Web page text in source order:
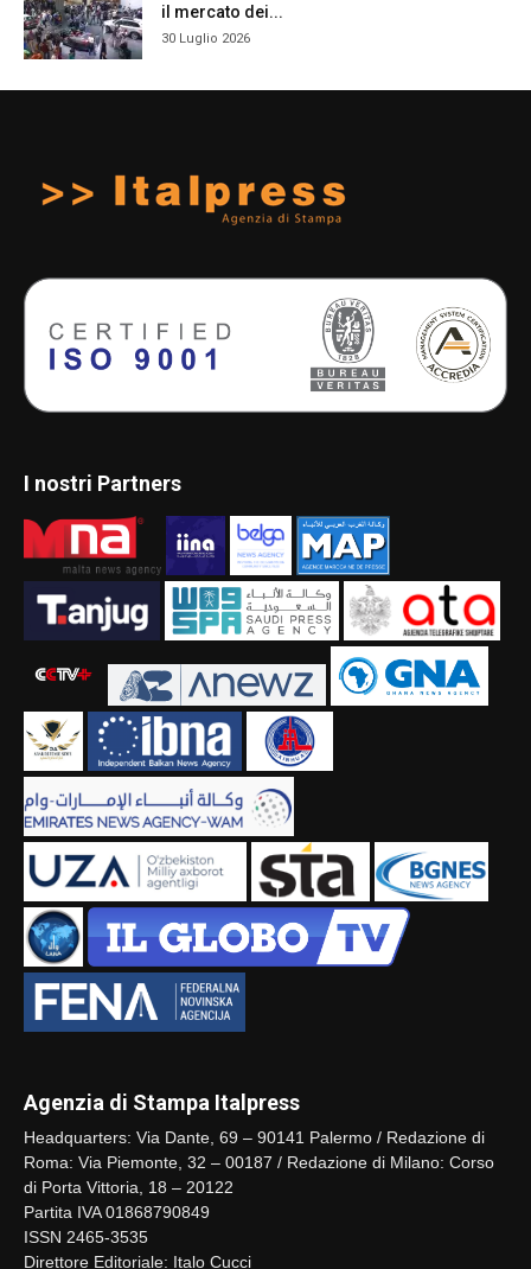
il mercato dei...
30 Luglio 2026
I nostri Partners
Agenzia di Stampa Italpress
Headquarters: Via Dante, 69 – 90141 Palermo / Redazione di
Roma: Via Piemonte, 32 – 00187 / Redazione di Milano: Corso
di Porta Vittoria, 18 – 20122
Partita IVA 01868790849
ISSN 2465-3535
Direttore Editoriale: Italo Cucci